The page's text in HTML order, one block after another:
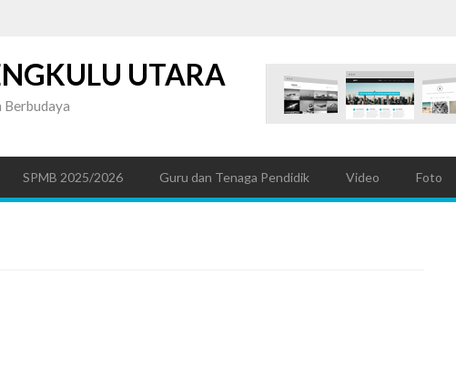
UTARA
Berbudaya
SPMB 2025/2026 Guru dan Tenaga Pendidik Video Foto